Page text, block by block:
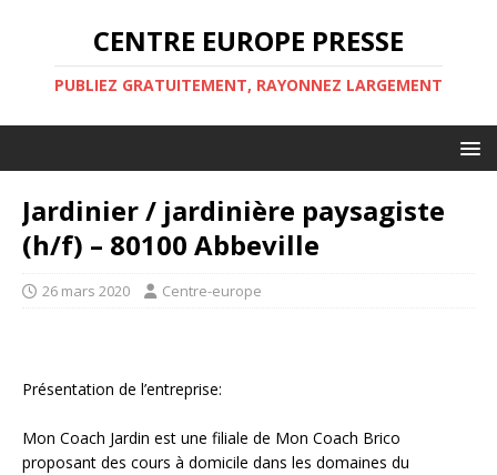
CENTRE EUROPE PRESSE
PUBLIEZ GRATUITEMENT, RAYONNEZ LARGEMENT
Jardinier / jardinière paysagiste
(h/f) – 80100 Abbeville
26 mars 2020 Centre-europe
Présentation de l’entreprise:
Mon Coach Jardin est une filiale de Mon Coach Brico
proposant des cours à domicile dans les domaines du